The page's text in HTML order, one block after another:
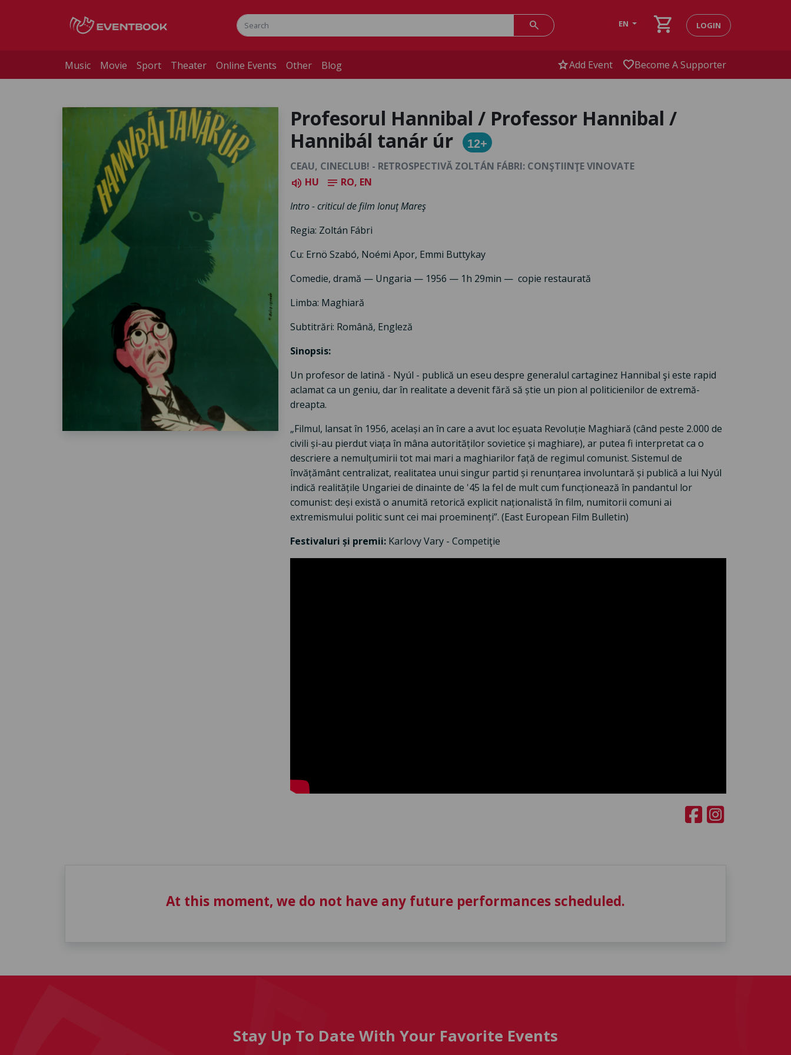
search EN shopping_cart LOGIN
Music Movie Sport Theater Online Events Other Blog starAdd Event favoriteBecome A Supporter
Profesorul Hannibal / Professor Hannibal /
Hannibál tanár úr
12+
CEAU, CINECLUB! - RETROSPECTIVĂ ZOLTÁN FÁBRI: CONŞTIINŢE VINOVATE
volume_up HU notes RO, EN
Intro - criticul de film Ionuţ Mareş
Regia: Zoltán Fábri
Cu: Ernö Szabó, Noémi Apor, Emmi Buttykay
Comedie, dramă — Ungaria — 1956 — 1h 29min — copie restaurată
Limba: Maghiară
Subtitrări: Română, Engleză
Sinopsis:
Un profesor de latină - Nyúl - publică un eseu despre generalul cartaginez Hannibal şi este rapid
aclamat ca un geniu, dar în realitate a devenit fără să știe un pion al politicienilor de extremă-
dreapta.
„Filmul, lansat în 1956, același an în care a avut loc eșuata Revoluție Maghiară (când peste 2.000 de
civili și-au pierdut viața în mâna autorităților sovietice și maghiare), ar putea fi interpretat ca o
descriere a nemulțumirii tot mai mari a maghiarilor față de regimul comunist. Sistemul de
învățământ centralizat, realitatea unui singur partid și renunțarea involuntară și publică a lui Nyúl
indică realitățile Ungariei de dinainte de '45 la fel de mult cum funcționează în pandantul lor
comunist: deși există o anumită retorică explicit naționalistă în film, numitorii comuni ai
extremismului politic sunt cei mai proeminenți”. (East European Film Bulletin)
Festivaluri și premii: Karlovy Vary - Competiţie
At this moment, we do not have any future performances scheduled.
Stay Up To Date With Your Favorite Events